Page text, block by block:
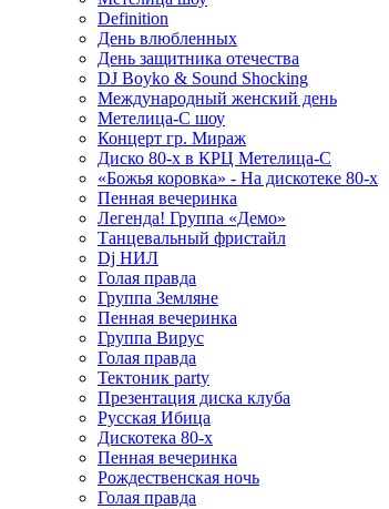
Definition
День влюбленных
День защитника отечества
DJ Boyko & Sound Shocking
Международный женский день
Метелица-С шоу
Концерт гр. Мираж
Диско 80-х в КРЦ Метелица-С
«Божья коровка» - На дискотеке 80-х
Пенная вечеринка
Легенда! Группа «Демо»
Танцевальный фристайл
Dj НИЛ
Голая правда
Группа Земляне
Пенная вечеринка
Группа Вирус
Голая правда
Тектоник party
Презентация диска клуба
Русская Ибица
Дискотека 80-х
Пенная вечеринка
Рождественская ночь
Голая правда